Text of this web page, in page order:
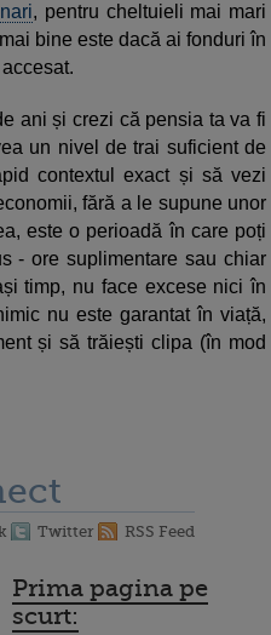
, pentru cheltuieli mai mari
bine este dacă ai fonduri în
ani și crezi că pensia ta va fi
un nivel de trai suficient de
contextul exact și să vezi
fără a le supune unor
este o perioadă în care poți
- ore suplimentare sau chiar
timp, nu face excese nici în
nu este garantat în viață,
și să trăiești clipa (în mod
Twitter RSS Feed
Prima pagina pe
scurt: